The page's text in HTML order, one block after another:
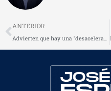
Prev
ANTERIOR